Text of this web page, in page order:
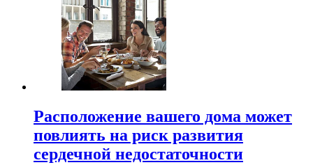
Расположение вашего дома может
повлиять на риск развития
сердечной недостаточности